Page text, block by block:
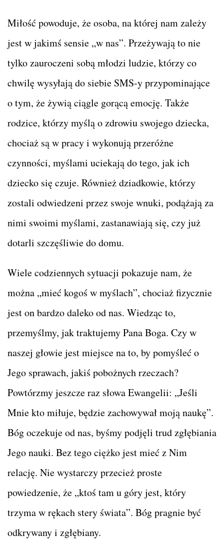
Miłość powoduje, że osoba, na której nam zależy
jest w jakimś sensie „w nas”. Przeżywają to nie
tylko zauroczeni sobą młodzi ludzie, którzy co
chwilę wysyłają do siebie SMS-y przypominające
o tym, że żywią ciągle gorącą emocję. Także
rodzice, którzy myślą o zdrowiu swojego dziecka,
chociaż są w pracy i wykonują przeróżne
czynności, myślami uciekają do tego, jak ich
dziecko się czuje. Również dziadkowie, którzy
zostali odwiedzeni przez swoje wnuki, podążają za
nimi swoimi myślami, zastanawiają się, czy już
dotarli szczęśliwie do domu.
Wiele codziennych sytuacji pokazuje nam, że
można „mieć kogoś w myślach”, chociaż fizycznie
jest on bardzo daleko od nas. Wiedząc to,
przemyślmy, jak traktujemy Pana Boga. Czy w
naszej głowie jest miejsce na to, by pomyśleć o
Jego sprawach, jakiś pobożnych rzeczach?
Powtórzmy jeszcze raz słowa Ewangelii: „Jeśli
Mnie kto miłuje, będzie zachowywał moją naukę”.
Bóg oczekuje od nas, byśmy podjęli trud zgłębiania
Jego nauki. Bez tego ciężko jest mieć z Nim
relację. Nie wystarczy przecież proste
powiedzenie, że „ktoś tam u góry jest, który
trzyma w rękach stery świata”. Bóg pragnie być
odkrywany i zgłębiany.